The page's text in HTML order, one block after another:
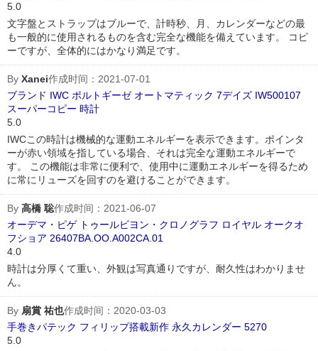
5.0
文字盤とストラップはブルーで、計時秒、月、カレンダーなどの最
も一般的に使用されるものを含む完全な機能を備えています。 コピ
ーですが、全体的にはかなり満足です。
By Xanei作成时间：2021-07-01
ブランド IWC ポルトギーゼ オートマティック 7デイズ IW500107
スーパーコピー 時計
5.0
IWCこの時計は機械的な運動エネルギーを表示できます。ポインタ
ーが赤い領域を指している場合、それは完全な運動エネルギーで
す。 この機能は非常に便利で、使用中に運動エネルギーを得るため
に常にリューズを回すのを避けることができます。
By 高橋 聡作成时间：2021-06-07
オーデマ・ピゲ トゥールビヨン・クロノグラフ ロイヤル オークオ
フショア 26407BA.OO.A002CA.01
4.0
時計は分厚くて重い、外観は写真通りですが、耐久性はわかりませ
ん。
By 扇賞 祐也作成时间：2020-03-03
手巻きパテック フィリップ搭載新作 永久カレンダー 5270
5.0